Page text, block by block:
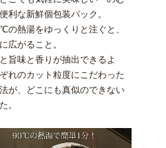
利な新鮮個包装パック。
の熱湯をゆっくりと注ぐと、
広がること。
旨味と香りが抽出できるよ
れのカット粒度にこだわった
が、どこにも真似のできない
。